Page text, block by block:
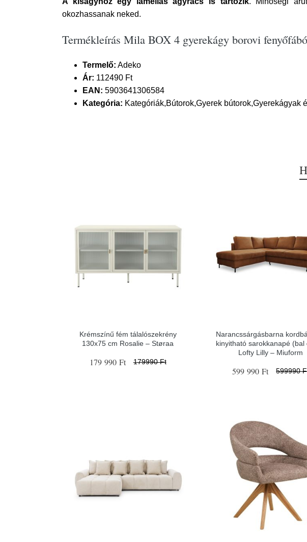
okozhassanak neked.
Termékleírás Mila BOX 4 gyerekágy borovi
Termelő: Adeko
Ár: 112490 Ft
EAN: 5903641306584
Kategória: Kategóriák,Bútorok,Gyerek bútorok,Gyerekágyak
Krémszínű fém tálalószekrény
130x75 cm Rosalie – Støraa
179 990 Ft 179990 Ft
Narancssárgásbarna
kinyitható sarokkanapé (bal
Lofty Lilly – Miuform
599 990 Ft 599990